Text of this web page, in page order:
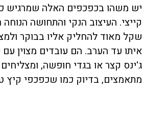
יש משהו בכפכפים האלה שמרגיש
קייצי. העיצוב הנקי והתחושה הנוחה
שקל מאוד להחליק אליו בבוקר
איתו עד הערב. הם עובדים מצוין
ג'ינס קצר או בגדי חופשה,
מתאמצים, בדיוק כמו שכפכפי קיץ